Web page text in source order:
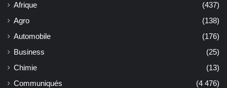
Afrique
(437)
Agro
(138)
Automobile
(176)
Business
(25)
Chimie
(13)
Communiqués
(4 476)